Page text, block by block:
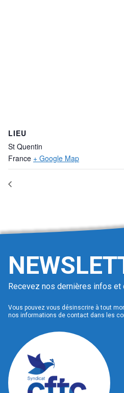
LIEU
St Quentin
France + Google Map
Recevez nos dernières infos
Vous pouvez vous désinscrire à tout
nos informations de contact dans les